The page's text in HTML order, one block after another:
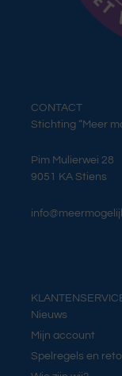
CONTACT
Stichting “Meer
Pim Mulierwei 28
9051 KA Stiens
Nieuws
Mijn account
Spelregels en